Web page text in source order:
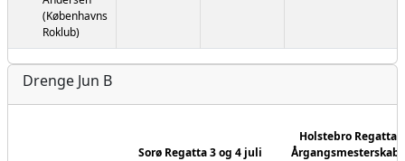
(Københavns
Roklub)
Drenge Jun B
Sorø Regatta 3 og 4 juli
Holstebro Regatta -